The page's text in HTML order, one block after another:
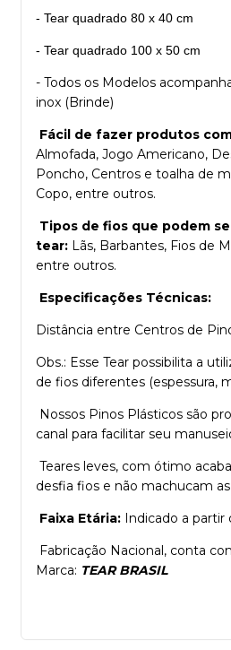
- Tear quadrado 80 x 40 cm
- Tear quadrado 100 x 50 cm
- Todos os Modelos
inox (Brinde)
Fácil de fazer produtos
Almofada, Jogo Americano,
Poncho, Centros e toalha de
Copo, entre outros.
Tipos de fios que podem
tear: Lãs, Barbantes, Fios de
entre outros.
Especificações Técnicas:
Distância entre Centros de
Obs.: Esse Tear possibilita a
de fios diferentes (espessura,
Nossos Pinos Plásticos são
canal para facilitar seu
Teares leves, com ótimo
desfia fios e não machucam
Faixa Etária: Indicado a partir
Fabricação Nacional, conta
Marca: TEAR BRASIL